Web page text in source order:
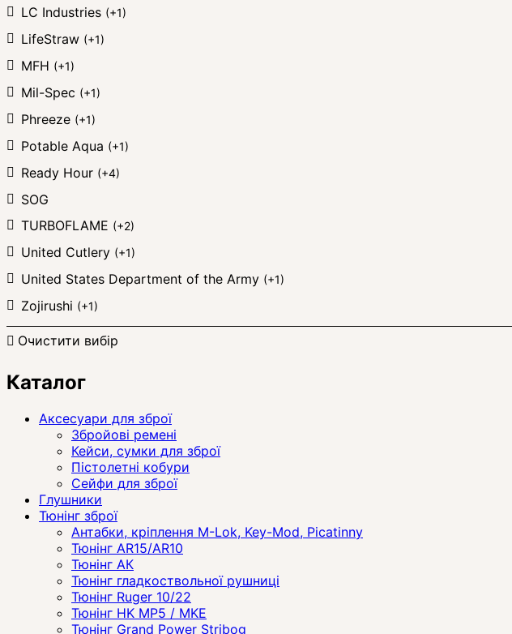
LC Industries (+1)
LifeStraw (+1)
MFH (+1)
Mil-Spec (+1)
Phreeze (+1)
Potable Aqua (+1)
Ready Hour (+4)
SOG
TURBOFLAME (+2)
United Cutlery (+1)
United States Department of the Army (+1)
Zojirushi (+1)
Очистити вибір
Каталог
Аксесуари для зброї
Збройові ремені
Кейси, сумки для зброї
Пістолетні кобури
Сейфи для зброї
Глушники
Тюнінг зброї
Антабки, кріплення M-Lok, Key-Mod, Picatinny
Тюнінг AR15/AR10
Тюнінг АК
Тюнінг гладкоствольної рушниці
Тюнінг Ruger 10/22
Тюнінг HK MP5 / MKE
Тюнінг Grand Power Stribog